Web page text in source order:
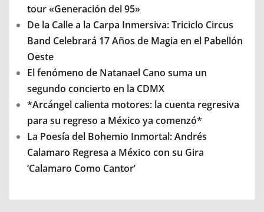
tour «Generación del 95»
De la Calle a la Carpa Inmersiva: Triciclo Circus
Band Celebrará 17 Años de Magia en el Pabellón
Oeste
El fenómeno de Natanael Cano suma un
segundo concierto en la CDMX
*Arcángel calienta motores: la cuenta regresiva
para su regreso a México ya comenzó*
La Poesía del Bohemio Inmortal: Andrés
Calamaro Regresa a México con su Gira
‘Calamaro Como Cantor’